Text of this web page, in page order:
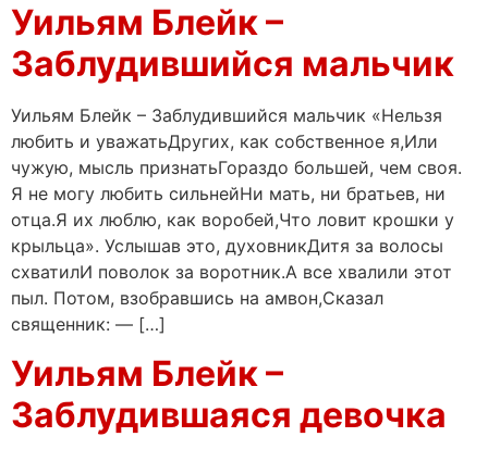
Уильям Блейк –
Заблудившийся мальчик
Уильям Блейк – Заблудившийся мальчик «Нельзя
любить и уважатьДругих, как собственное я,Или
чужую, мысль признатьГораздо большей, чем своя.
Я не могу любить сильнейНи мать, ни братьев, ни
отца.Я их люблю, как воробей,Что ловит крошки у
крыльца». Услышав это, духовникДитя за волосы
схватилИ поволок за воротник.А все хвалили этот
пыл. Потом, взобравшись на амвон,Сказал
священник: — […]
Уильям Блейк –
Заблудившаяся девочка